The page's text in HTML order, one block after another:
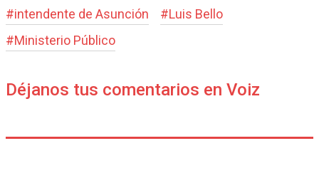
#intendente de Asunción #Luis Bello
#Ministerio Público
Déjanos tus comentarios en Voiz